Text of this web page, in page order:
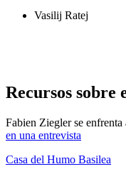
Vasilij Ratej
Recursos sobre
Fabien Ziegler se enfrenta
en una entrevista
Casa del Humo Basilea